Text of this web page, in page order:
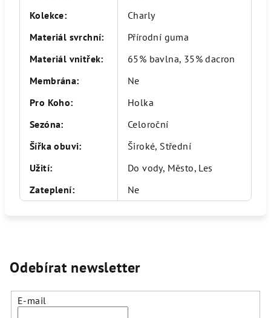
Kolekce:
Charly
Materiál svrchní:
Přírodní guma
Materiál vnitřek:
65% bavlna, 35% dacron
Membrána:
Ne
Pro Koho:
Holka
Sezóna:
Celoroční
Šířka obuvi:
Široké, Střední
Užití:
Do vody, Město, Les
Zateplení: Ne
Odebírat newsletter
E-mail